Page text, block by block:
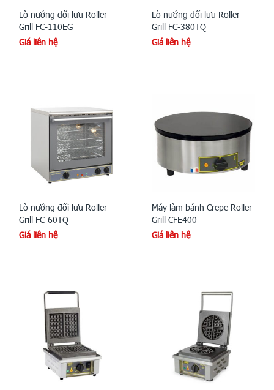
Lò nướng đối lưu Roller
Grill FC-110EG
Giá liên hệ
Lò nướng đối lưu Roller
Grill FC-380TQ
Giá liên hệ
Lò nướng đối lưu Roller
Grill FC-60TQ
Giá liên hệ
Máy làm bánh Crepe Roller
Grill CFE400
Giá liên hệ